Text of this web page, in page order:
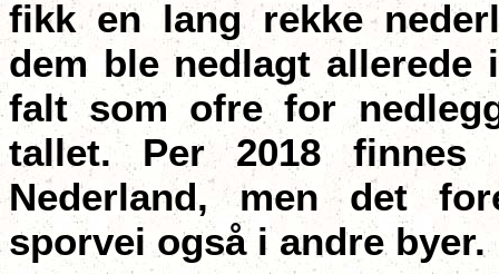
fikk en lang rekke
dem ble nedlagt allerede
falt som ofre for
tallet. Per 2018
Nederland, men det
sporvei også i andre byer.